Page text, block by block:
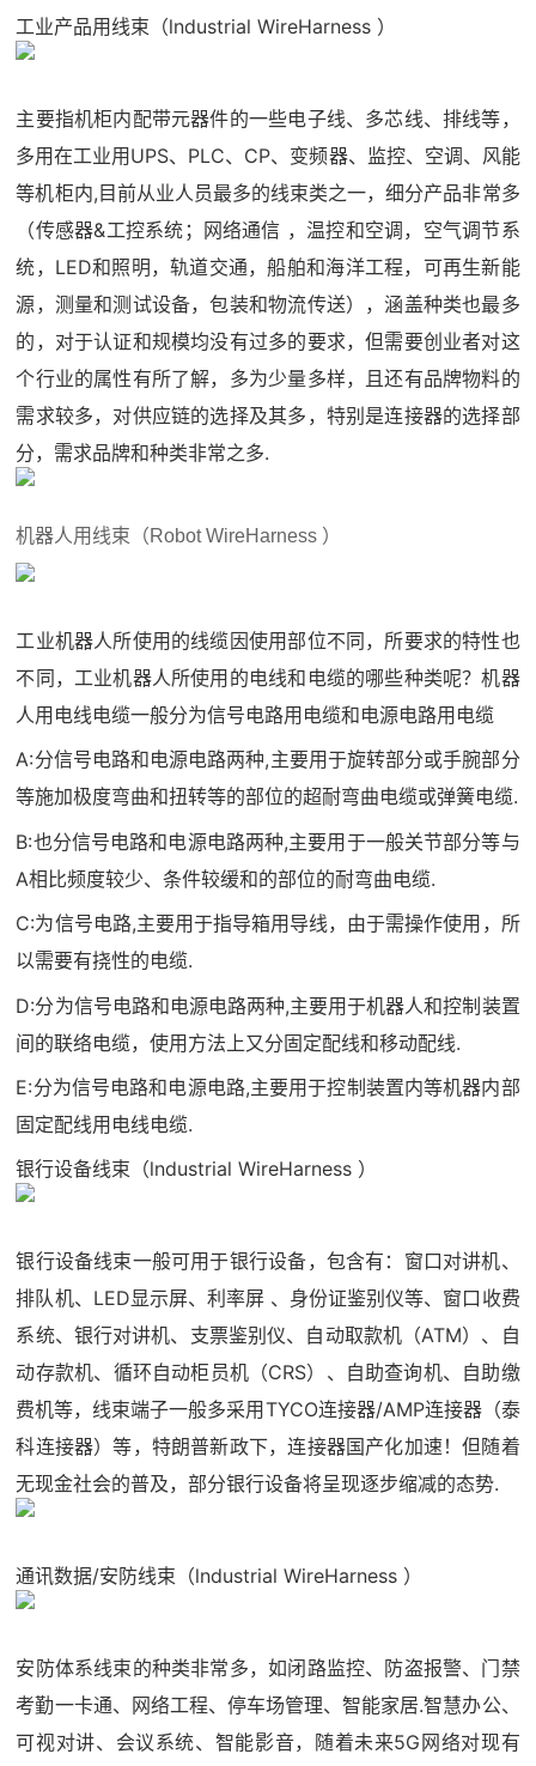
工业产品用线束（lndustrial WireHarness ）
主要指机柜内配带元器件的一些电子线、多芯线、排线等，
多用在工业用UPS、PLC、CP、变频器、监控、空调、风能
等机柜内,目前从业人员最多的线束类之一，细分产品非常多
（传感器&工控系统；网络通信 ，温控和空调，空气调节系
统，LED和照明，轨道交通，船舶和海洋工程，可再生新能
源，测量和测试设备，包装和物流传送），涵盖种类也最多
的，对于认证和规模均没有过多的要求，但需要创业者对这
个行业的属性有所了解，多为少量多样，且还有品牌物料的
需求较多，对供应链的选择及其多，特别是连接器的选择部
分，需求品牌和种类非常之多.
机器人用线束（Robot WireHarness ）
工业机器人所使用的线缆因使用部位不同，所要求的特性也
不同，工业机器人所使用的电线和电缆的哪些种类呢？机器
人用电线电缆一般分为信号电路用电缆和电源电路用电缆
A:分信号电路和电源电路两种,主要用于旋转部分或手腕部分
等施加极度弯曲和扭转等的部位的超耐弯曲电缆或弹簧电缆.
B:也分信号电路和电源电路两种,主要用于一般关节部分等与
A相比频度较少、条件较缓和的部位的耐弯曲电缆.
C:为信号电路,主要用于指导箱用导线，由于需操作使用，所
以需要有挠性的电缆.
D:分为信号电路和电源电路两种,主要用于机器人和控制装置
间的联络电缆，使用方法上又分固定配线和移动配线.
E:分为信号电路和电源电路,主要用于控制装置内等机器内部
固定配线用电线电缆.
银行设备线束（lndustrial WireHarness ）
银行设备线束一般可用于银行设备，包含有：窗口对讲机、
排队机、LED显示屏、利率屏 、身份证鉴别仪等、窗口收费
系统、银行对讲机、支票鉴别仪、自动取款机（ATM）、自
动存款机、循环自动柜员机（CRS）、自助查询机、自助缴
费机等，线束端子一般多采用TYCO连接器/AMP连接器（泰
科连接器）等，特朗普新政下，连接器国产化加速！但随着
无现金社会的普及，部分银行设备将呈现逐步缩减的态势.
通讯数据/安防线束（lndustrial WireHarness ）
安防体系线束的种类非常多，如闭路监控、防盗报警、门禁
考勤一卡通、网络工程、停车场管理、智能家居.智慧办公、
可视对讲、会议系统、智能影音，随着未来5G网络对现有